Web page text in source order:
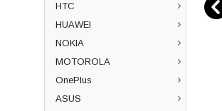
HTC
HUAWEI
NOKIA
MOTOROLA
OnePlus
ASUS
Max iPhone 14 Plus iPhone
14 Pro Max iPhone 15 Plus